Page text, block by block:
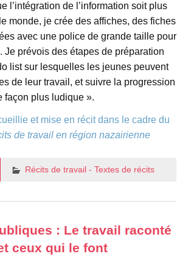
l’intégration de l’information soit plus
monde, je crée des affiches, des fiches
avec une police de grande taille pour
Je prévois des étapes de préparation
list sur lesquelles les jeunes peuvent
de leur travail, et suivre la progression
façon plus ludique ».
et mise en récit dans le cadre du
de travail en région nazairienne
Récits de travail - Textes de récits
: Le travail raconté
ceux qui le font